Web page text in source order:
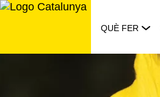
Saltar
QUÈ FER